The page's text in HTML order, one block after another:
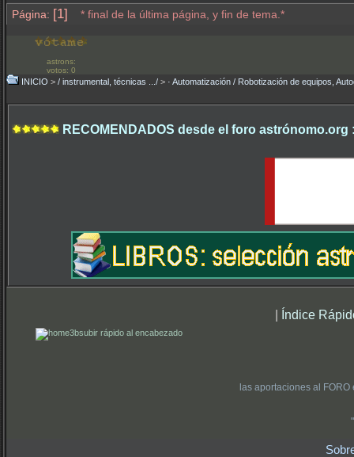
Página: [1] * final de la última página, y fin de tema.*
astrons:
votos: 0
INICIO > / instrumental, técnicas .../ > · Automatización / Robotización de equipos,
RECOMENDADOS desde el foro astrónomo.org
| Índice
subir rápido al encabezado
las aportaciones al